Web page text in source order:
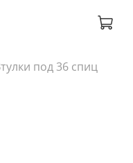
под 36 спиц